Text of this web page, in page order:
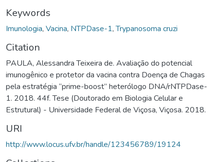
Keywords
Imunologia, Vacina, NTPDase-1,Trypanosoma cruzi
Citation
PAULA, Alessandra Teixeira de. Avaliação do potencial
imunogênico e protetor da vacina contra Doença de Chagas
pela estratégia “prime-boost” heterólogo DNA/rNTPDase-
1. 2018. 44f. Tese (Doutorado em Biologia Celular e
Estrutural) - Universidade Federal de Viçosa, Viçosa. 2018.
URI
http://www.locus.ufv.br/handle/123456789/19124